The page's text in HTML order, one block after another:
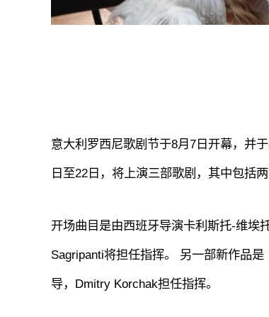
意大利罗西尼歌剧节于8月7日开幕，并
日至22日，将上演三部歌剧，其中包括两
开场曲目是由西班牙导演卡利斯托-维埃
Sagripanti将担任指挥。 另一部新作品
导，Dmitry Korchak担任指挥。